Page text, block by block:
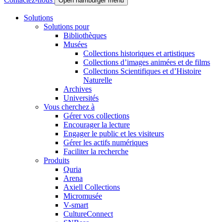
Solutions
Solutions pour
Bibliothèques
Musées
Collections historiques et artistiques
Collections d’images animées et de films
Collections Scientifiques et d’Histoire
Naturelle
Archives
Universités
Vous cherchez à
Gérer vos collections
Encourager la lecture
Engager le public et les visiteurs
Gérer les actifs numériques
Faciliter la recherche
Produits
Quria
Arena
Axiell Collections
Micromusée
V-smart
CultureConnect